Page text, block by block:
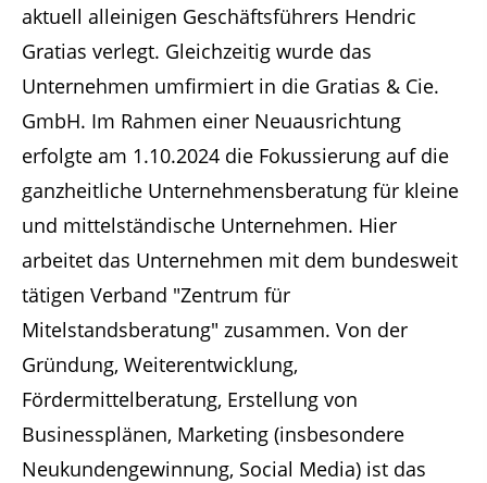
aktuell alleinigen Geschäftsführers Hendric
Gratias verlegt. Gleichzeitig wurde das
Unternehmen umfirmiert in die Gratias & Cie.
GmbH. Im Rahmen einer Neuausrichtung
erfolgte am 1.10.2024 die Fokussierung auf die
ganzheitliche Unternehmensberatung für kleine
und mittelständische Unternehmen. Hier
arbeitet das Unternehmen mit dem bundesweit
tätigen Verband "Zentrum für
Mitelstandsberatung" zusammen. Von der
Gründung, Weiterentwicklung,
Fördermittelberatung, Erstellung von
Businessplänen, Marketing (insbesondere
Neukundengewinnung, Social Media) ist das